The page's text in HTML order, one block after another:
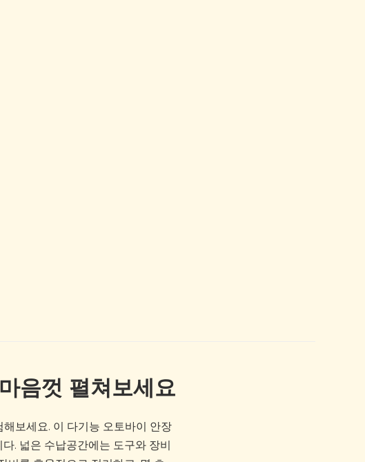
음껏 펼쳐보세요
보세요. 이 다기능 오토바이 안장
. 넓은 수납공간에는 도구와 장비